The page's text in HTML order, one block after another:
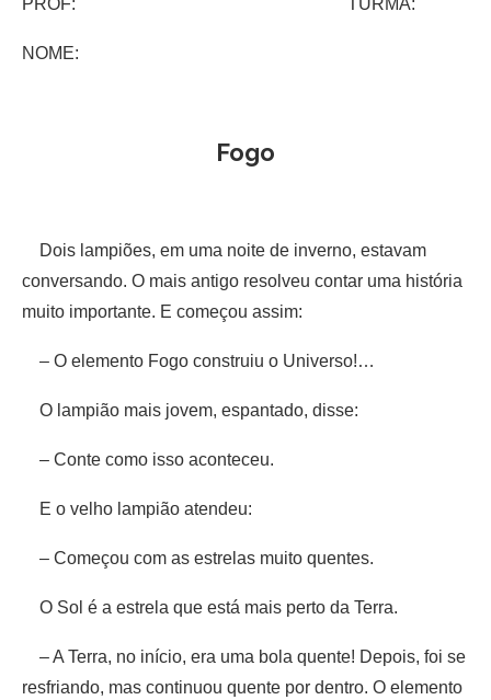
NOME:
Fogo
Dois lampiões, em uma noite de inverno, estavam
conversando. O mais antigo resolveu contar uma história
muito importante. E começou assim:
– O elemento Fogo construiu o Universo!…
O lampião mais jovem, espantado, disse:
– Conte como isso aconteceu.
E o velho lampião atendeu:
– Começou com as estrelas muito quentes.
O Sol é a estrela que está mais perto da Terra.
– A Terra, no início, era uma bola quente! Depois, foi se
resfriando, mas continuou quente por dentro. O elemento